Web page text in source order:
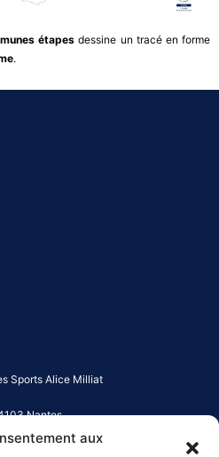
aux
étapes dessine un tracé en forme
.
Sports Alice Milliat
Nantes